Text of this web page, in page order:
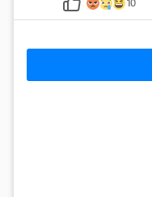
10